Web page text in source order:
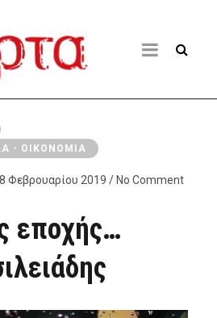
- ΟΙΚΟΝΟΜΊΑ
Φεβρουαρίου 2019 / No Comment
εποχής…